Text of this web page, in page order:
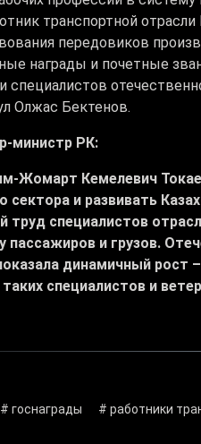
транспортной
передовиков
награды и почетные
Олжас Бектенов.
министр РК:
Жомарт Кемелевич
сектора и развивать
труд специалистов
пассажиров и грузов.
динамичный рост
специалистов и
# госнаграды # работники